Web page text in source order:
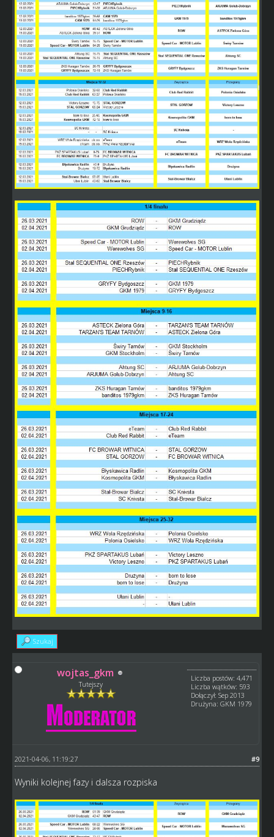
Szukaj
wojtas_gkm
Tutejszy
Liczba postów: 4,471
Liczba wątków: 593
Dołączył: Sep 2013
Drużyna: GKM 1979
#9
2021-04-06, 11:19:27
Wyniki kolejnej fazy i dalsza rozpiska